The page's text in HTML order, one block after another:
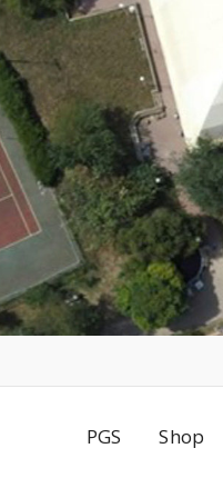
PGS Shop